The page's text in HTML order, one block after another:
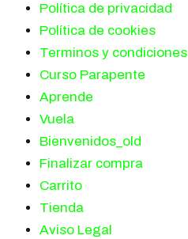
Política de privacidad
Política de cookies
Terminos y condiciones
Curso Parapente
Aprende
Vuela
Bienvenidos_old
Finalizar compra
Carrito
Tienda
Aviso Legal